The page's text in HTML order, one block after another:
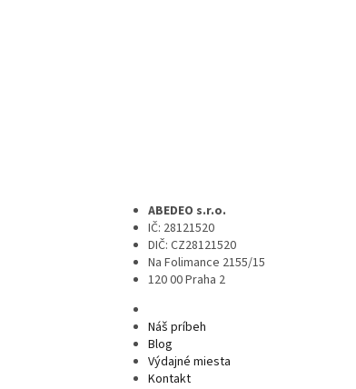
ABEDEO s.r.o.
IČ: 28121520
DIČ: CZ28121520
Na Folimance 2155/15
120 00 Praha 2
Náš príbeh
Blog
Výdajné miesta
Kontakt